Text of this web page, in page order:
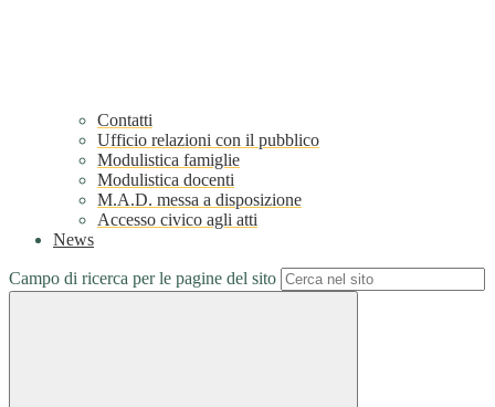
Contatti
Ufficio relazioni con il pubblico
Modulistica famiglie
Modulistica docenti
M.A.D. messa a disposizione
Accesso civico agli atti
News
Campo di ricerca per le pagine del sito